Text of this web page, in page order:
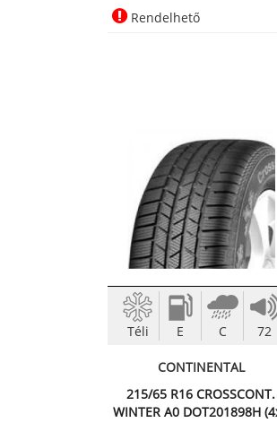
Rendelhető
Téli E C 72
CONTINENTAL
215/65 R16 CROSSCONT.
WINTER A0 DOT201898H